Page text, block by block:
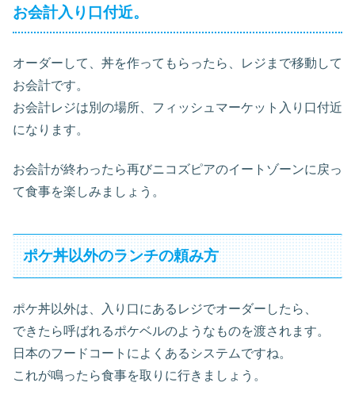
お会計入り口付近。
オーダーして、丼を作ってもらったら、レジまで移動して
お会計です。
お会計レジは別の場所、フィッシュマーケット入り口付近
になります。
お会計が終わったら再びニコズピアのイートゾーンに戻っ
て食事を楽しみましょう。
ポケ丼以外のランチの頼み方
ポケ丼以外は、入り口にあるレジでオーダーしたら、
できたら呼ばれるポケベルのようなものを渡されます。
日本のフードコートによくあるシステムですね。
これが鳴ったら食事を取りに行きましょう。